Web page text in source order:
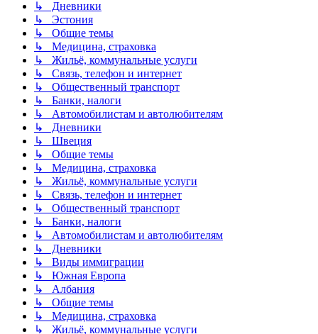
↳ Дневники
↳ Эстония
↳ Общие темы
↳ Медицина, страховка
↳ Жильё, коммунальные услуги
↳ Связь, телефон и интернет
↳ Общественный транспорт
↳ Банки, налоги
↳ Автомобилистам и автолюбителям
↳ Дневники
↳ Швеция
↳ Общие темы
↳ Медицина, страховка
↳ Жильё, коммунальные услуги
↳ Связь, телефон и интернет
↳ Общественный транспорт
↳ Банки, налоги
↳ Автомобилистам и автолюбителям
↳ Дневники
↳ Виды иммиграции
↳ Южная Европа
↳ Албания
↳ Общие темы
↳ Медицина, страховка
↳ Жильё, коммунальные услуги